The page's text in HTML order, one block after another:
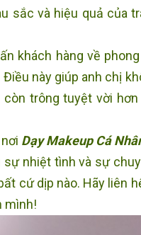
sắc và hiệu quả của
khách hàng về
này giúp anh chị
trông tuyệt vời
Dạy Makeup Cá
nhiệt tình và sự
cứ dịp nào. Hãy liên
mình!